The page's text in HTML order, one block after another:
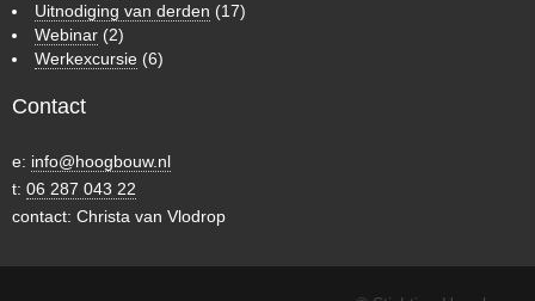
Uitnodiging van derden (17)
Webinar (2)
Werkexcursie (6)
Contact
e: info@hoogbouw.nl
t: 06 287 043 22
contact: Christa van Vlodrop